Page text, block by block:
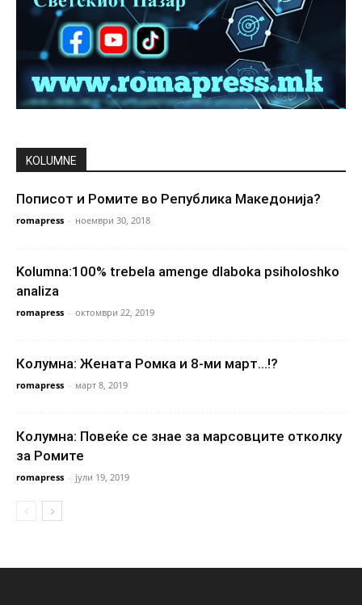
KOLUMNE
Пописот и Ромите во Република Македонија?
romapress - ноември 30, 2018
Kolumna:100% trebela amenge dlaboka psiholoshko
analiza
romapress - октомври 22, 2019
Колумна: Жената Ромка и 8-ми март…!?
romapress - март 8, 2019
Колумна: Повеќе се знае за марсовците отколку
за Ромите
romapress - јули 19, 2019